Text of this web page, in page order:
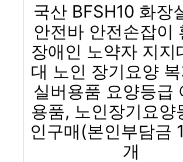
국산 BFSH10 화장
안전바 안전손잡이
장애인 노약자 지지
대 노인 장기요양
실버용품 요양등급
용품, 노인장기요양
인구매(본인부담금
개